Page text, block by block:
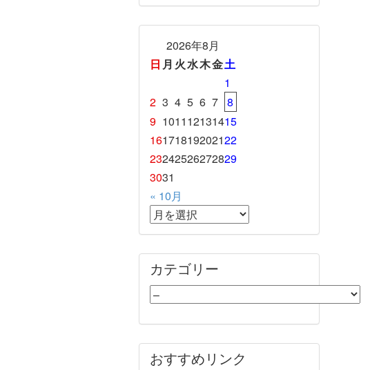
2026年8月
日 月 火水木金土
1
2 3 4 5 6 7 8
9 101112131415
16171819202122
23242526272829
3031
« 10月
カテゴリー
おすすめリンク